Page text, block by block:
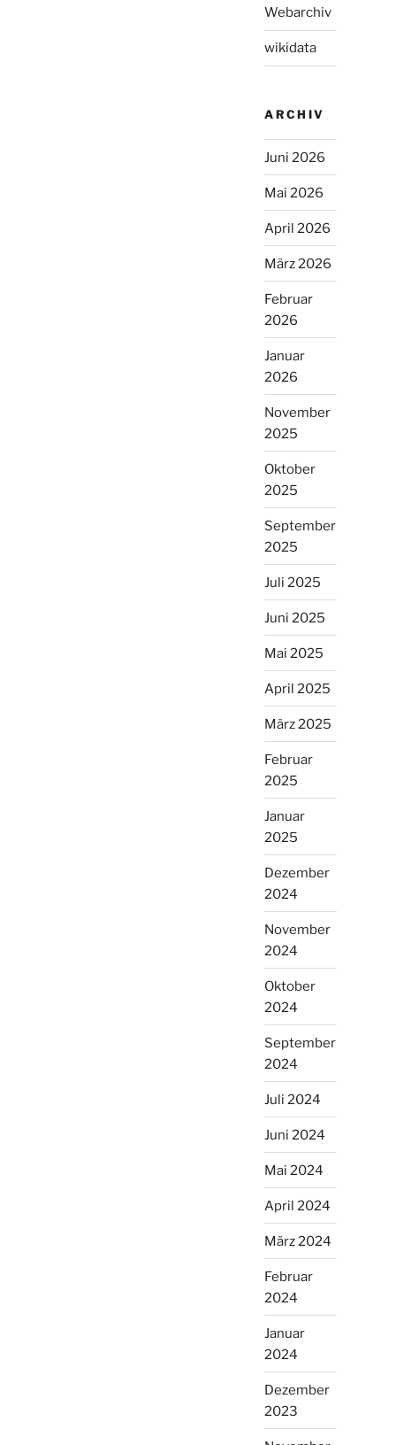
Webarchiv
wikidata
ARCHIV
Juni 2026
Mai 2026
April 2026
März 2026
Februar
2026
Januar
2026
November
2025
Oktober
2025
September
2025
Juli 2025
Juni 2025
Mai 2025
April 2025
März 2025
Februar
2025
Januar
2025
Dezember
2024
November
2024
Oktober
2024
September
2024
Juli 2024
Juni 2024
Mai 2024
April 2024
März 2024
Februar
2024
Januar
2024
Dezember
2023